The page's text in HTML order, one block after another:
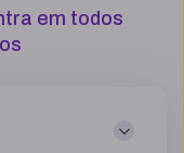
em todos